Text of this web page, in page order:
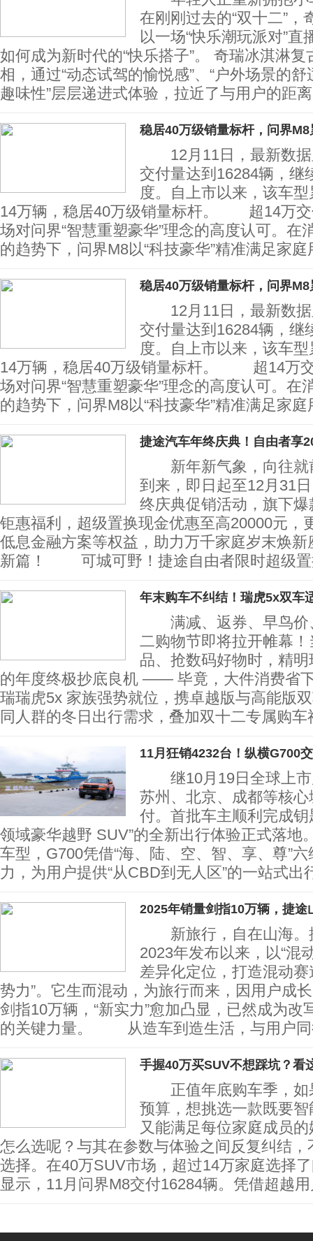
在刚刚过去的“双十二”，
以一场“快乐潮玩派对”
如何成为新时代的“快乐搭子”。 奇瑞冰淇淋
相，通过“动态试驾的愉悦感”、“户外场景的舒
趣味性”层层递进式体验，拉近了与用户的距
稳居40万级销量标杆，问界M8
12月11日，最新数据
交付量达到16284辆，继
度。自上市以来，该车
14万辆，稳居40万级销量标杆。 超14万交
场对问界“智慧重塑豪华”理念的高度认可。在
的趋势下，问界M8以“科技豪华”精准满足家庭
稳居40万级销量标杆，问界M8
12月11日，最新数据
交付量达到16284辆，继
度。自上市以来，该车
14万辆，稳居40万级销量标杆。 超14万
场对问界“智慧重塑豪华”理念的高度认可。在
的趋势下，问界M8以“科技豪华”精准满足家庭
捷途汽车年终庆典！自由者享
新年新气象，向往就
到来，即日起至12月31
终庆典促销活动，旗下
钜惠福利，超级置换现金优惠至高20000元，
低息金融方案等权益，助力万千家庭岁末焕
新篇！ 可城可野！捷途自由者限时超级置
年末购车不纠结！瑞虎5x双车
满减、返券、早鸟价
二购物节即将拉开帷幕
品、抢数码好物时，精
的年度终极抄底良机 —— 毕竟，大件消费省
瑞瑞虎5x 家族强势就位，携卓越版与高能版
同人群的冬日出行需求，叠加双十二专属购
11月狂销4232台！纵横G700交
继10月19日全球上市
苏州、北京、成都等核
付。首批车主顺利完成钥
领域豪华越野 SUV”的全新出行体验正式落地
车型，G700凭借“海、陆、空、智、享、尊”
力，为用户提供“从CBD到无人区”的一站式出
2025年销量剑指10万辆，捷途
新旅行，自在山海。
2023年发布以来，以“混
差异化定位，打造混动
势力”。它生而混动，为旅行而来，因用户成
剑指10万辆，“新实力”愈加凸显，已然成为改
的关键力量。 从造车到造生活，与用户同
手握40万买SUV不想踩坑？看
正值年底购车季，如
预算，想挑选一款既要
又能满足每位家庭成员
怎么选呢？与其在参数与体验之间反复纠结
选择。在40万SUV市场，超过14万家庭选择
显示，11月问界M8交付16284辆。凭借超越